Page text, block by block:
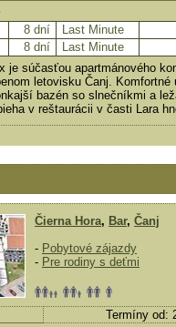
8 dní Last Minute
8 dní Last Minute
je súčasťou apartmánového
letovisku Čanj.
bazén so slnečníkmi a
v reštaurácii v časti Lara
Čierna Hora, Bar, Čanj
- Pobytové zájazdy
- Pre rodiny s deťmi
Termíny od: